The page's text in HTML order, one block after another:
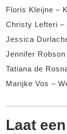
Floris Kleijne –
Christy Lefteri –
Jessica
Jennifer
Tatiana de
Marijke Vos –
Laat